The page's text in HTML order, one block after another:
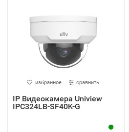
избранное сравнить
IP Видеокамера Uniview
IPC324LB-SF40K-G